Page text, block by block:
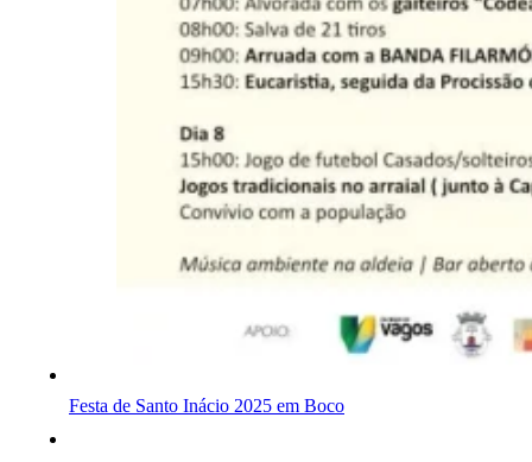
Festa de Santo Inácio 2025 em Boco